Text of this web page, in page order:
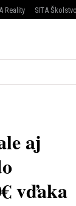
Reality SITA Školstvo
aj
vďaka